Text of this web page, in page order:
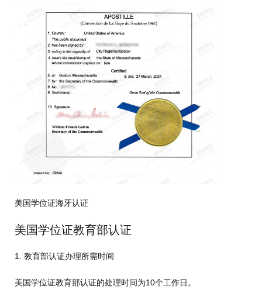
美国学位证海牙认证
美国学位证教育部认证
1. 教育部认证办理所需时间
美国学位证教育部认证的处理时间为10个工作日。